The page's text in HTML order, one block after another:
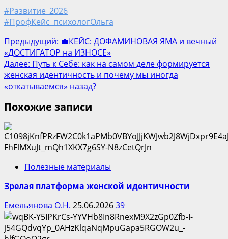
#Развитие_2026
#ПрофКейс_психологОльга
Post
navigation
Предыдущий: 💼КЕЙС: ДОФАМИНОВАЯ ЯМА и вечный
«ДОСТИГАТОР на ИЗНОСЕ»
Далее: Путь к Себе: как на самом деле формируется
женская идентичность и почему мы иногда
«откатываемся» назад?
Похожие записи
Полезные материалы
Зрелая платформа женской идентичности
Емельянова О.Н. 25.06.202639